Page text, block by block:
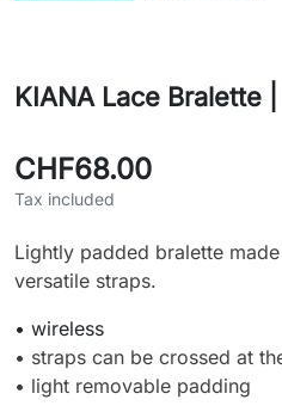
KIANA Lace Bralette
CHF68.00
Tax included
Lightly padded bralette
versatile straps.
• wireless
• straps can be crossed at
• light removable padding